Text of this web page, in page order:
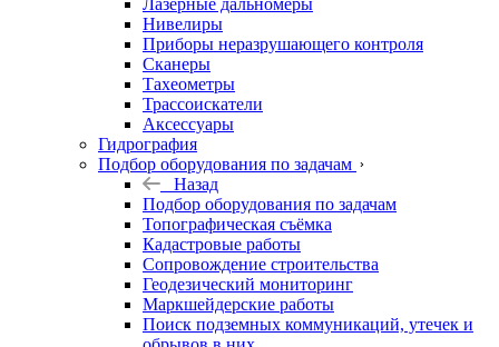
Лазерные дальномеры
Нивелиры
Приборы неразрушающего контроля
Сканеры
Тахеометры
Трассоискатели
Аксессуары
Гидрография
Подбор оборудования по задачам
Назад
Подбор оборудования по задачам
Топографическая съёмка
Кадастровые работы
Сопровождение строительства
Геодезический мониторинг
Маркшейдерские работы
Поиск подземных коммуникаций, утечек и